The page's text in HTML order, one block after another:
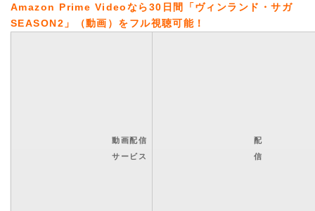
Amazon Prime Videoなら30日間「ヴィンランド・サガ
SEASON2」（動画）をフル視聴可能！
動画配信
サービス
配
信